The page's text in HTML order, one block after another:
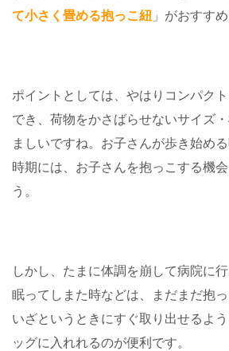
て小さく畳める抱っこ紐 」がおすすめ
ポイントとしては、やはりコンパク
でき、荷物をかさばらせないサイズ
ましいですね。お子さんが歩き始め
時期には、お子さんを抱っこする機
う。
しかし、たまに体調を崩して病院に
眠ってしまた時などは、まだまだ抱っ
いざというときにすぐ取り出せるよ
ッグに入れれるのが便利です。